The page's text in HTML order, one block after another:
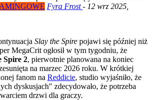
Fyra Frost- 12 wrz 2025,
Slay the Spire pojawi się później niż
MegaCrit ogłosił w tym tygodniu, że
Spire 2, pierwotnie planowana na koniec
na marzec 2026 roku. W krótkiej
fanom na Reddicie, studio wyjaśniło, że
dyskusjach" zdecydowało, że potrzeba
drzwi dla graczy.